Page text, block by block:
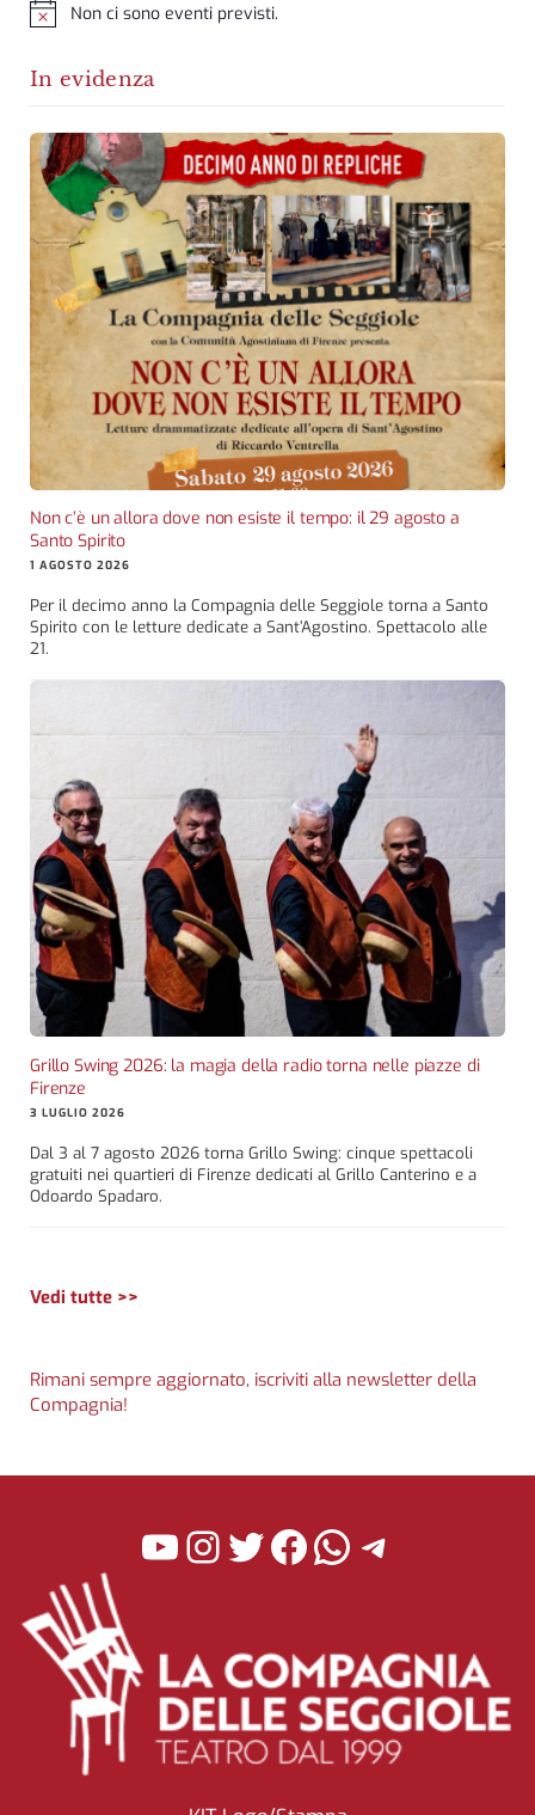
NoticeNon ci sono eventi previsti.
In evidenza
Non c’è un allora dove non esiste il tempo: il 29 agosto a
Santo Spirito
1 AGOSTO 2026
Per il decimo anno la Compagnia delle Seggiole torna a Santo
Spirito con le letture dedicate a Sant’Agostino. Spettacolo alle
21.
Grillo Swing 2026: la magia della radio torna nelle piazze di
Firenze
3 LUGLIO 2026
Dal 3 al 7 agosto 2026 torna Grillo Swing: cinque spettacoli
gratuiti nei quartieri di Firenze dedicati al Grillo Canterino e a
Odoardo Spadaro.
Vedi tutte >>
Rimani sempre aggiornato, iscriviti alla newsletter della
Compagnia!
YouTube
Instagram
Twitter
Facebook
WhatsApp